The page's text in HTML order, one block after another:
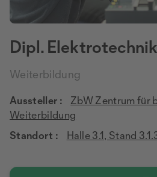
Dipl.
Weiterbildung
Aussteller :
ZbW Zentrum für
Weiterbildung
Standort :
Halle 3.1, Stand